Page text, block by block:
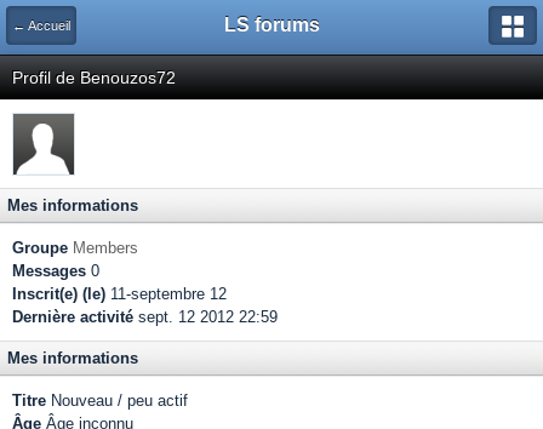
← Accueil LS forums
Profil de Benouzos72
Mes informations
Groupe Members
Messages 0
Inscrit(e) (le) 11-septembre 12
Dernière activité sept. 12 2012 22:59
Mes informations
Titre Nouveau / peu actif
Âge Âge inconnu